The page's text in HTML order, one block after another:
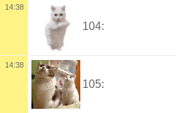
14:38
104:
14:38
105: